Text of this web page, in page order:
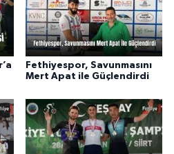
Fethiyespor, Savunmasını
Mert Apat ile Güçlendirdi